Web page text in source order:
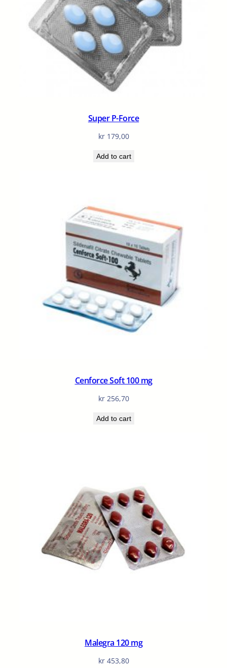
Super P-Force
kr179,00
Add to cart
Cenforce Soft 100 mg
kr256,70
Add to cart
Malegra 120 mg
kr453,80